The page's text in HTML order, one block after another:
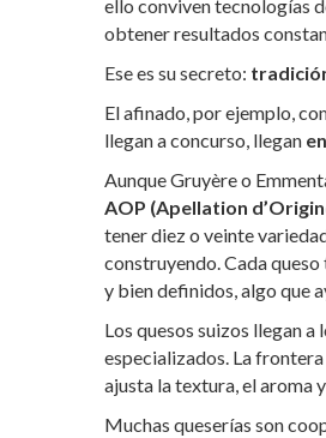
ello conviven tecnologías
obtener resultados
Ese es su secreto:
El afinado, por ejemplo,
llegan a concurso, llegan
Aunque Gruyère o
AOP (Apellation
tener diez o veinte
construyendo. Cada queso
y bien definidos, algo que
Los quesos suizos llegan
especializados. La
ajusta la textura, el aroma
Muchas queserías son